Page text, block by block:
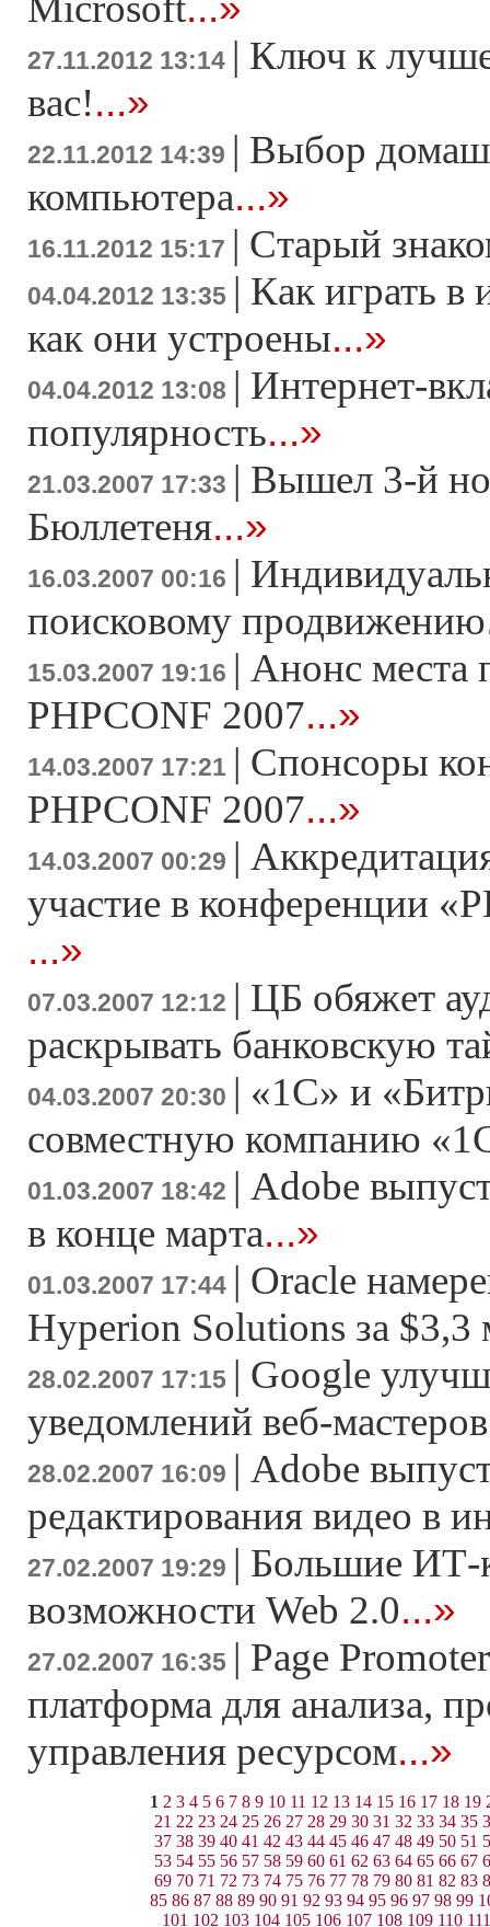
27.11.2012 13:14 | Ключ к
вас!...»
22.11.2012 14:39 | Выбор
компьютера...»
16.11.2012 15:17 | Старый
04.04.2012 13:35 | Как играть в
как они устроены...»
04.04.2012 13:08 | Интернет-
популярность...»
21.03.2007 17:33 | Вышел 3-й
Бюллетеня...»
16.03.2007 00:16 |
поисковому продвижению
15.03.2007 19:16 | Анонс места
PHPCONF 2007...»
14.03.2007 17:21 | Спонсоры
PHPCONF 2007...»
14.03.2007 00:29 |
участие в конференции
...»
07.03.2007 12:12 | ЦБ обяжет
раскрывать банковскую
04.03.2007 20:30 | «1С» и
совместную компанию
01.03.2007 18:42 | Adobe
в конце марта...»
01.03.2007 17:44 | Oracle
Hyperion Solutions за
28.02.2007 17:15 | Google
уведомлений веб-мастеров
28.02.2007 16:09 | Adobe
редактирования видео в
27.02.2007 19:29 | Большие ИТ-
возможности Web 2.0...»
27.02.2007 16:35 | Page
платформа для анализа,
управления ресурсом...»
1 2 3 4 5 6 7 8 9 10 11 12 13 14 15 16 17 18 19
21 22 23 24 25 26 27 28 29 30 31 32 33 34 35
37 38 39 40 41 42 43 44 45 46 47 48 49 50 51
53 54 55 56 57 58 59 60 61 62 63 64 65 66 67
69 70 71 72 73 74 75 76 77 78 79 80 81 82 83
85 86 87 88 89 90 91 92 93 94 95 96 97 98 99
101 102 103 104 105 106 107 108 109 110 111